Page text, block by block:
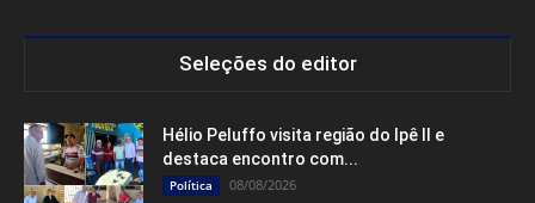
Seleções do editor
Hélio Peluffo visita região do Ipê II e
destaca encontro com...
Política 08/08/2026